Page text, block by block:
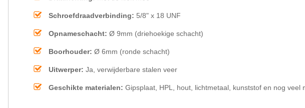
Schroefdraadverbinding: 5/8" x 18 UNF
Opnameschacht: Ø 9mm (driehoekige schacht)
Boorhouder: Ø 6mm (ronde schacht)
Uitwerper: Ja, verwijderbare stalen veer
Geschikte materialen: Gipsplaat, HPL, hout, lichtmetaal, kunststof en nog veel